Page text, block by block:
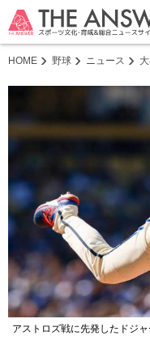
HOME 野球 ニュース
アストロズ戦に先発したドジ